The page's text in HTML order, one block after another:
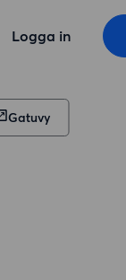
Logga in
Gatuvy